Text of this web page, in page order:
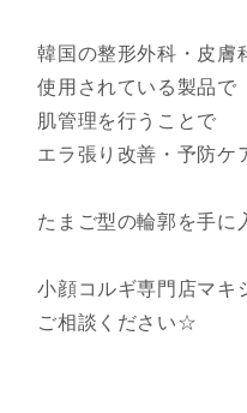
韓国の整形外科・皮膚
使用されている製品で
肌管理を行うことで
エラ張り改善・予防ケ
たまご型の輪郭を手に
小顔コルギ専門店マキ
ご相談ください☆